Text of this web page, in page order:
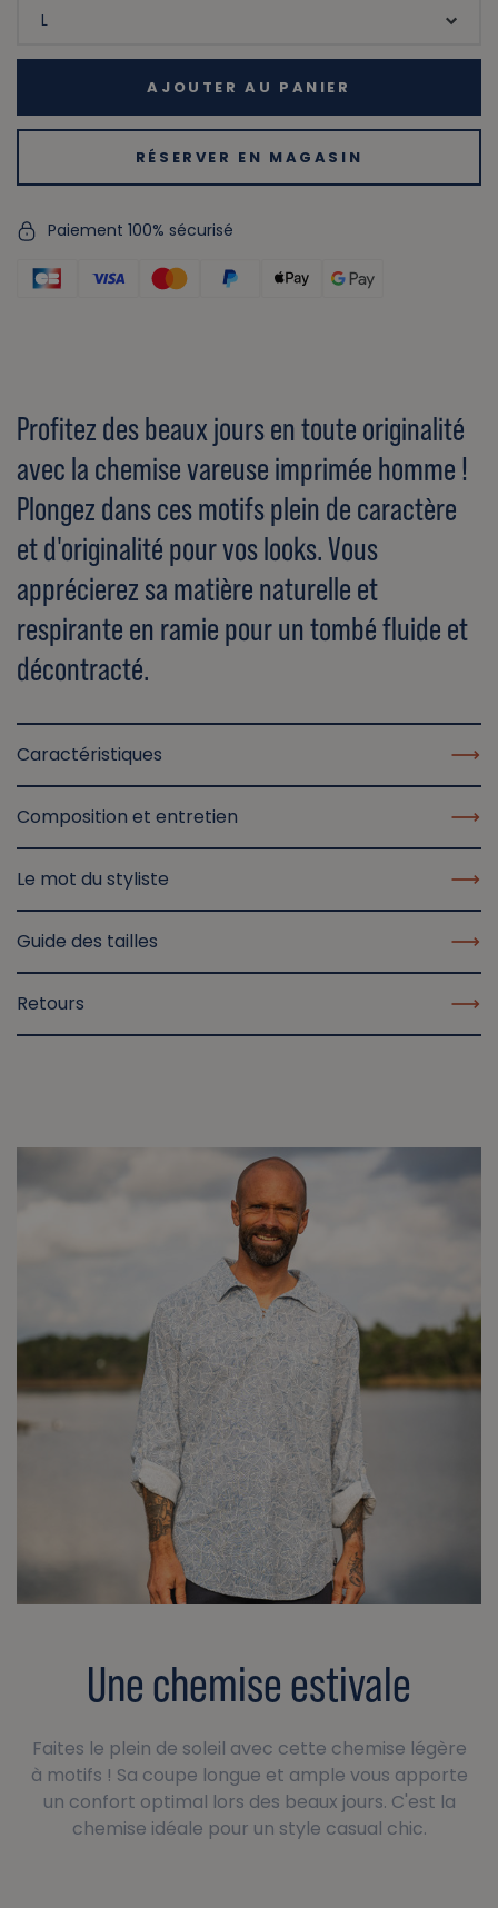
AJOUTER AU PANIER
RÉSERVER EN MAGASIN
Paiement 100% sécurisé
Profitez des beaux jours en toute originalité
avec la chemise vareuse imprimée homme !
Plongez dans ces motifs plein de caractère
et d'originalité pour vos looks. Vous
apprécierez sa matière naturelle et
respirante en ramie pour un tombé fluide et
décontracté.
Caractéristiques
Composition et entretien
Le mot du styliste
Guide des tailles
Retours
Une chemise estivale
Faites le plein de soleil avec cette chemise légère
à motifs ! Sa coupe longue et ample vous apporte
un confort optimal lors des beaux jours. C'est la
chemise idéale pour un style casual chic.